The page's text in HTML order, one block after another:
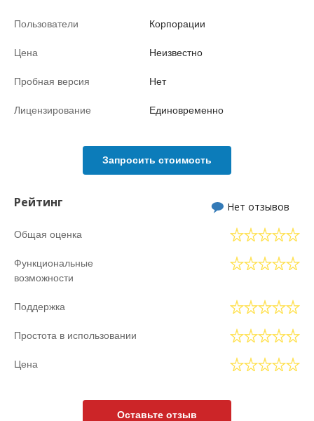
Пользователи Корпорации
Цена Неизвестно
Пробная версия Нет
Лицензирование Единовременно
Запросить стоимость
Рейтинг Нет отзывов
Общая оценка
Функциональные
возможности
Поддержка
Простота в использовании
Цена
Оставьте отзыв